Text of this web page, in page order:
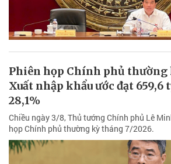
Phiên họp Chính phủ thường
Xuất nhập khẩu ước đạt 659,6
28,1%
Chiều ngày 3/8, Thủ tướng Chính phủ Lê
họp Chính phủ thường kỳ tháng 7/2026.